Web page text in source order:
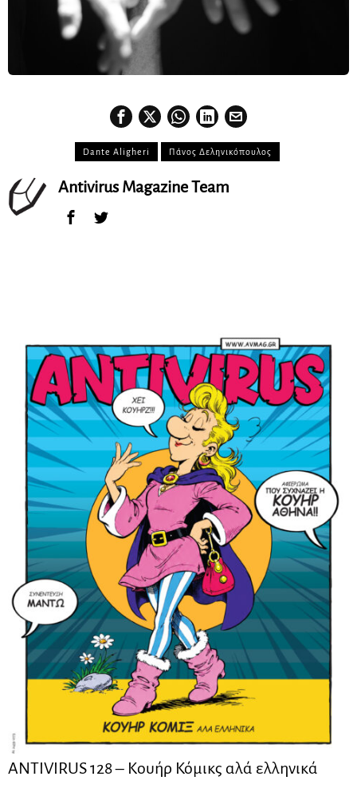
Dante Aligheri Πάνος Δεληνικόπουλος
Antivirus Magazine Team
ANTIVIRUS 128 – Kουήρ Κόμικς αλά ελληνικά